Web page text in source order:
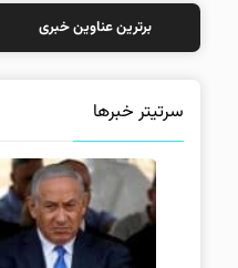
برترین عناوین خبری
سرتیتر خبرها